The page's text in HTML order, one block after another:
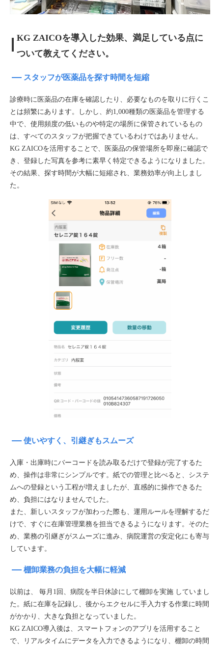
KG ZAICOを導入した効果、満足している点に
ついて教えてください。
スタッフが医薬品を探す時間を短縮
診療時に医薬品の在庫を確認したり、必要なものを取りに行くこ
とは頻繁にあります。しかし、約1,000種類の医薬品を管理する
中で、使用頻度の低いものや特定の場所に保管されているもの
は、すべてのスタッフが把握できているわけではありません。
KG ZAICOを活用することで、医薬品の保管場所を即座に確認で
き、登録した写真を参考に素早く特定できるようになりました。
その結果、探す時間が大幅に短縮され、業務効率が向上しまし
た。
使いやすく、引継ぎもスムーズ
入庫・出庫時にバーコードを読み取るだけで登録が完了するた
め、操作は非常にシンプルです。紙での管理と比べると、システ
ムへの登録という工程が増えましたが、直感的に操作できるた
め、負担にはなりませんでした。
また、新しいスタッフが加わった際も、運用ルールを理解するだ
けで、すぐに在庫管理業務を担当できるようになります。そのた
め、業務の引継ぎがスムーズに進み、病院運営の安定化にも寄与
しています。
棚卸業務の負担を大幅に軽減
以前は、 毎月1回、病院を半日休診にして棚卸を実施 していまし
た。紙に在庫を記録し、後からエクセルに手入力する作業に時間
がかかり、大きな負担となっていました。
KG ZAICO導入後は、スマートフォンのアプリを活用すること
で、リアルタイムにデータを入力できるようになり、棚卸の時間